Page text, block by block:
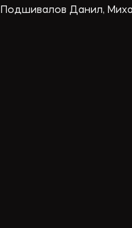
Подшивалов Данил,